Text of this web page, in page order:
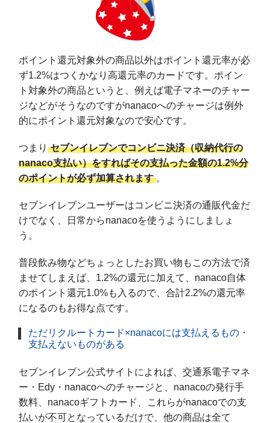
ポイント還元対象外の商品以外はポイント還元率が必
ず1.2%はつくかなり高還元率のカードです。ポイン
ト対象外の商品というと、例えば電子マネーのチャー
ジなどがそうなのですがnanacoへのチャージは例外
的にポイント還元対象なので安心です。
つまり セブンイレブンでコンビニ決済（収納代行の
nanaco支払い）をすればその支払った金額の1.2%分
のポイントが必ず加算されます 。
セブンイレブンユーザーはコンビニ決済の通販代金だ
けでなく、日常からnanacoを使うようにしましょ
う。
普段飲み物などちょっとしたお買い物もこの方法で済
ませてしまえば、1.2%の還元に加えて、nanaco自体
のポイント還元1.0%も入るので、合計2.2%の還元率
になるのもお得な点です。
ただリクルートカード×nanacoには支払えるもの・
支払えないものがある
セブンイレブン公式サイトによれば、交通系電子マネ
ー・Edy・nanacoへのチャージと、nanacoの発行手
数料、nanacoギフトカード、これらがnanacoでの支
払いが不可となっているだけで、他の商品は全て